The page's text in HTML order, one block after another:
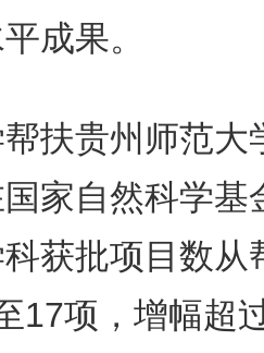
成果。
贵州师范大
家自然科学基
获批项目数从
17项，增幅超